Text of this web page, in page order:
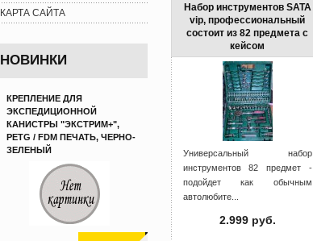
КАРТА САЙТА
НОВИНКИ
КРЕПЛЕНИЕ ДЛЯ
ЭКСПЕДИЦИОННОЙ
КАНИСТРЫ "ЭКСТРИМ+",
PETG / FDM ПЕЧАТЬ, ЧЕРНО-
ЗЕЛЕНЫЙ
Набор инструментов SATA
vip, профессиональный
состоит из 82 предмета с
кейсом
Универсальный набор
инструментов 82 предмет -
подойдет как обычным
автолюбите...
2.999 руб.